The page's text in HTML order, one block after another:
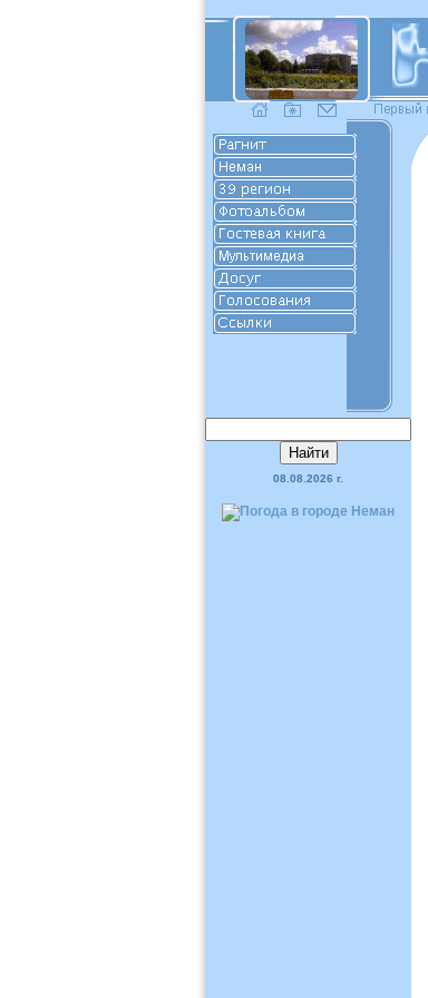
08.08.2026 г.